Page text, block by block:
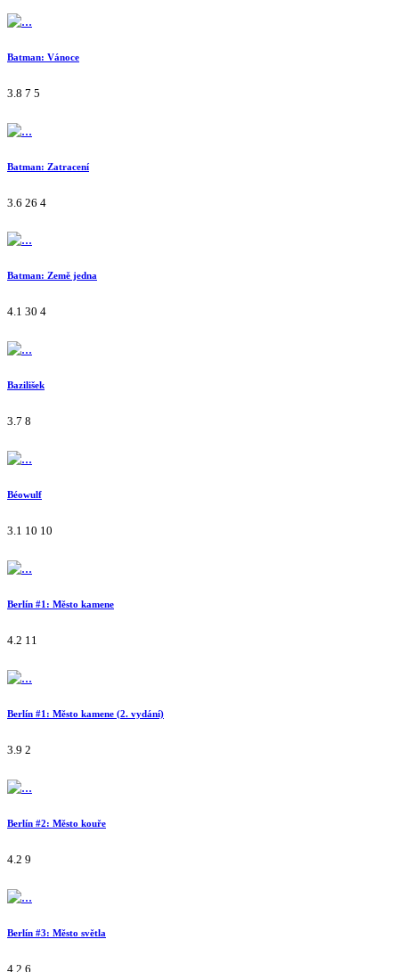
Batman: Vánoce
3.8 7 5
Batman: Zatracení
3.6 26 4
Batman: Země jedna
4.1 30 4
Bazilišek
3.7 8
Béowulf
3.1 10 10
Berlín #1: Město kamene
4.2 11
Berlín #1: Město kamene (2. vydání)
3.9 2
Berlín #2: Město kouře
4.2 9
Berlín #3: Město světla
4.2 6